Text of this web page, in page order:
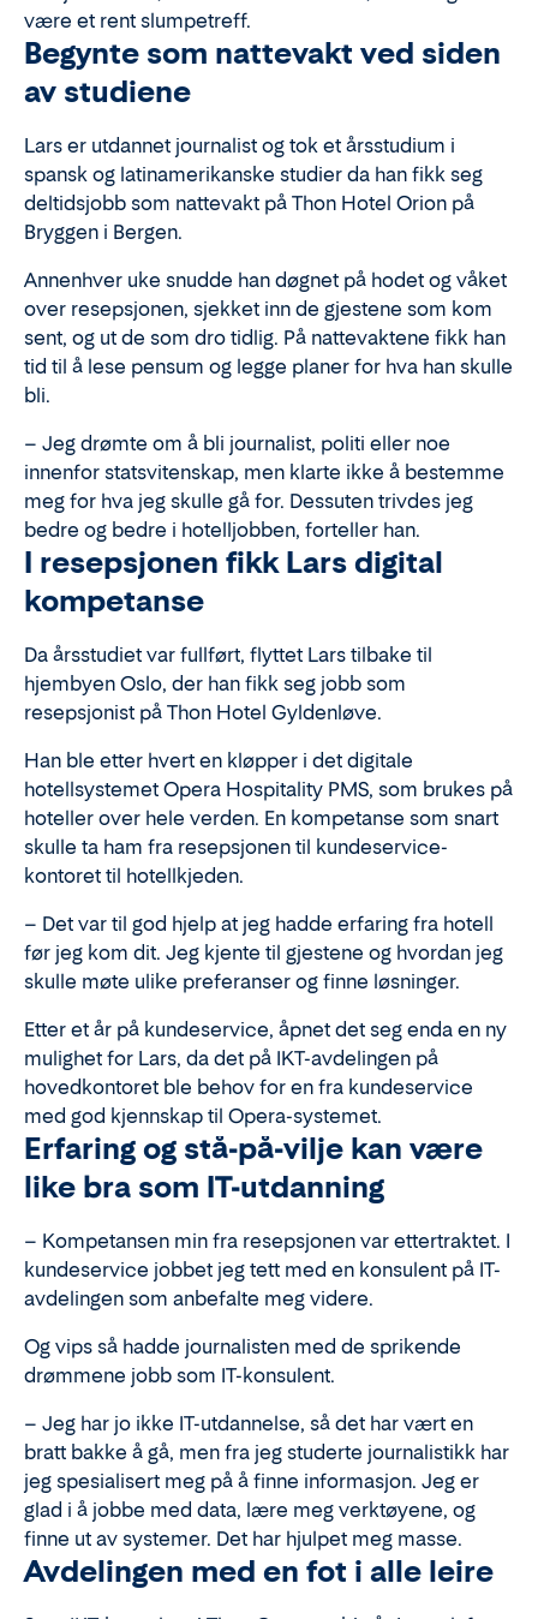
være et rent slumpetreff.
Begynte som nattevakt ved siden
av studiene
Lars er utdannet journalist og tok et årsstudium i
spansk og latinamerikanske studier da han fikk seg
deltidsjobb som nattevakt på Thon Hotel Orion på
Bryggen i Bergen.
Annenhver uke snudde han døgnet på hodet og våket
over resepsjonen, sjekket inn de gjestene som kom
sent, og ut de som dro tidlig. På nattevaktene fikk han
tid til å lese pensum og legge planer for hva han skulle
bli.
– Jeg drømte om å bli journalist, politi eller noe
innenfor statsvitenskap, men klarte ikke å bestemme
meg for hva jeg skulle gå for. Dessuten trivdes jeg
bedre og bedre i hotelljobben, forteller han.
I resepsjonen fikk Lars digital
kompetanse
Da årsstudiet var fullført, flyttet Lars tilbake til
hjembyen Oslo, der han fikk seg jobb som
resepsjonist på Thon Hotel Gyldenløve.
Han ble etter hvert en kløpper i det digitale
hotellsystemet Opera Hospitality PMS, som brukes på
hoteller over hele verden. En kompetanse som snart
skulle ta ham fra resepsjonen til kundeservice-
kontoret til hotellkjeden.
– Det var til god hjelp at jeg hadde erfaring fra hotell
før jeg kom dit. Jeg kjente til gjestene og hvordan jeg
skulle møte ulike preferanser og finne løsninger.
Etter et år på kundeservice, åpnet det seg enda en ny
mulighet for Lars, da det på IKT-avdelingen på
hovedkontoret ble behov for en fra kundeservice
med god kjennskap til Opera-systemet.
Erfaring og stå-på-vilje kan være
like bra som IT-utdanning
– Kompetansen min fra resepsjonen var ettertraktet. I
kundeservice jobbet jeg tett med en konsulent på IT-
avdelingen som anbefalte meg videre.
Og vips så hadde journalisten med de sprikende
drømmene jobb som IT-konsulent.
– Jeg har jo ikke IT-utdannelse, så det har vært en
bratt bakke å gå, men fra jeg studerte journalistikk har
jeg spesialisert meg på å finne informasjon. Jeg er
glad i å jobbe med data, lære meg verktøyene, og
finne ut av systemer. Det har hjulpet meg masse.
Avdelingen med en fot i alle leire